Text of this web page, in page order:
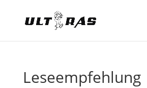
Leseempfehlung